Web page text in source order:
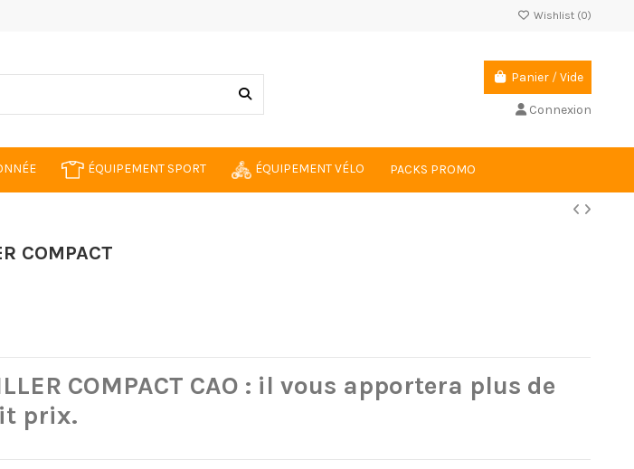
Wishlist (0)
Panier /Vide
Connexion
ÉQUIPEMENT SPORT ÉQUIPEMENT VÉLO PACKS PROMO
COMPACT
COMPACT CAO : il vous apportera plus de
prix.